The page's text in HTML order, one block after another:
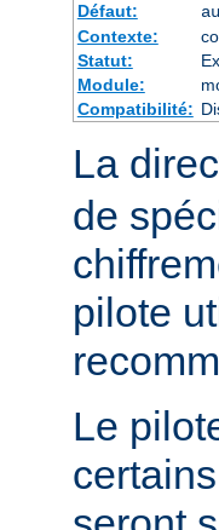
Défaut:
Contexte:
Statut:
Module:
Compatibilité:
La
de
pilote
Le